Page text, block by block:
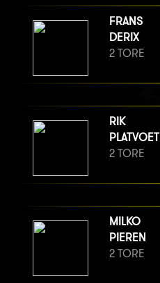
FRANS
DERIX
2 TORE
RIK
PLATVOET
2 TORE
MILKO
PIEREN
2 TORE